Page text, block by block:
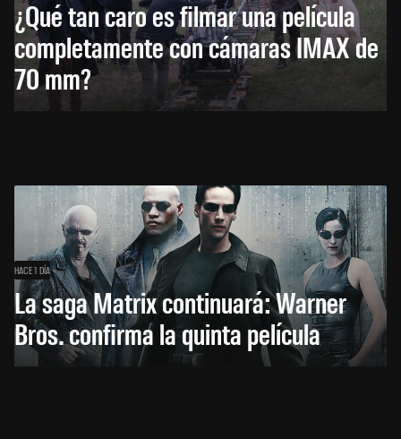
¿Qué tan caro es filmar una película
completamente con cámaras IMAX de
70 mm?
HACE 1 DÍA
La saga Matrix continuará: Warner
Bros. confirma la quinta película